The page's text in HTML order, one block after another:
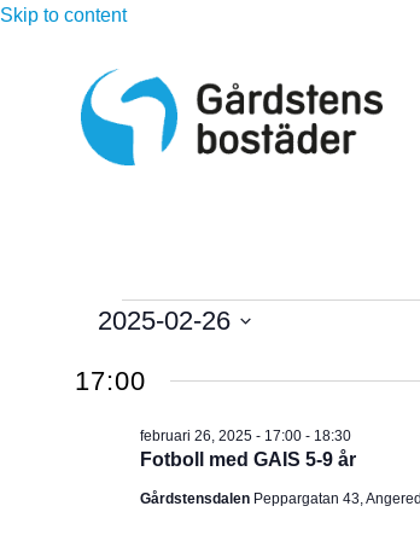
Skip to content
Evenemang
för
februari
26,
2025-02-26
ä
17:00
Fotboll med GAIS 5-9 år
februari 26, 2025 - 17:00- 18:30
Gårdstensdalen Peppargatan 43, Angered